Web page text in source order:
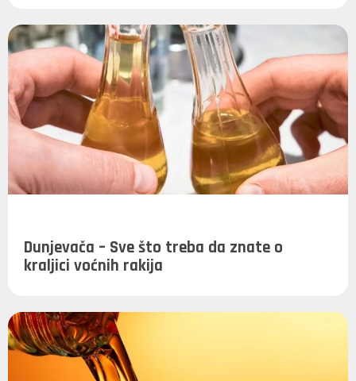
Dunjevača – Sve što treba da znate o
kraljici voćnih rakija